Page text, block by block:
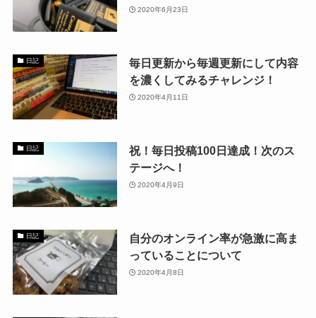
2020年6月23日
日記
毎日更新から毎週更新にして内容
を濃くしてみるチャレンジ！
2020年4月11日
日記
祝！毎日投稿100日達成！次のス
テージへ！
2020年4月9日
日記
自分のオンライン率が急激に高ま
っていることについて
2020年4月8日